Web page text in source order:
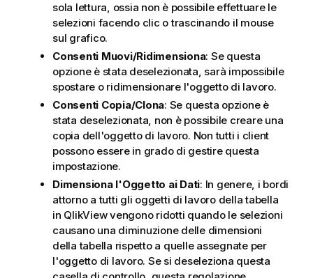
sola lettura, ossia non è possibile effettuare le
selezioni facendo clic o trascinando il mouse
sul grafico.
Consenti Muovi/Ridimensiona: Se questa
opzione è stata deselezionata, sarà impossibile
spostare o ridimensionare l'oggetto di lavoro.
Consenti Copia/Clona: Se questa opzione è
stata deselezionata, non è possibile creare una
copia dell'oggetto di lavoro. Non tutti i client
possono essere in grado di gestire questa
impostazione.
Dimensiona l'Oggetto ai Dati: In genere, i bordi
attorno a tutti gli oggetti di lavoro della tabella
in QlikView vengono ridotti quando le selezioni
causano una diminuzione delle dimensioni
della tabella rispetto a quelle assegnate per
l'oggetto di lavoro. Se si deseleziona questa